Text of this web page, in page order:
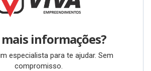
informações?
especialista para te ajudar. Sem
compromisso.